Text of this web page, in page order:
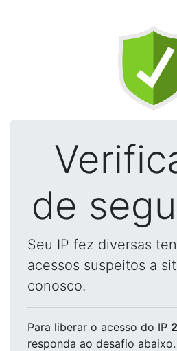
de
Seu IP fez diversas
acessos suspeitos a
conosco.
Para liberar o acesso do IP
responda ao desafio abaixo.